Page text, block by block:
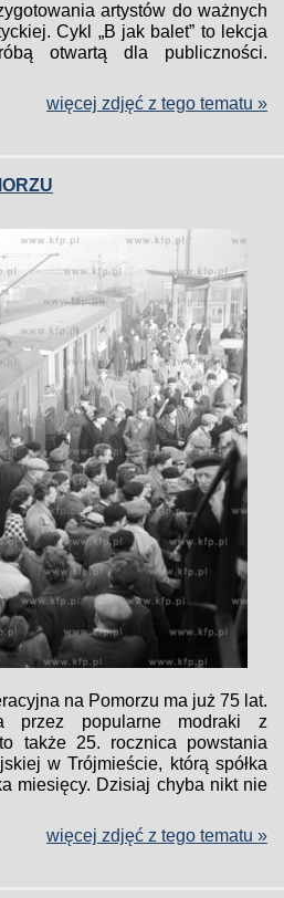
artystów do ważnych
Cykl „B jak balet” to lekcja
otwartą dla publiczności.
więcej zdjęć z tego tematu »
na Pomorzu ma już 75 lat.
przez popularne modraki z
także 25. rocznica powstania
w Trójmieście, którą spółka
miesięcy. Dzisiaj chyba nikt nie
więcej zdjęć z tego tematu »